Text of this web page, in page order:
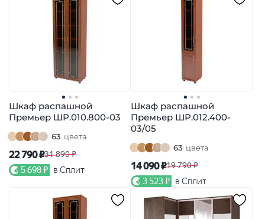
Шкаф распашной
Премьер ШР.010.800-03
63 цвета
22 790 ₽31 890 ₽
5 698 ₽ в Сплит
Шкаф распашной
Премьер ШР.012.400-
03/05
63 цвета
14 090 ₽19 790 ₽
3 523 ₽ в Сплит